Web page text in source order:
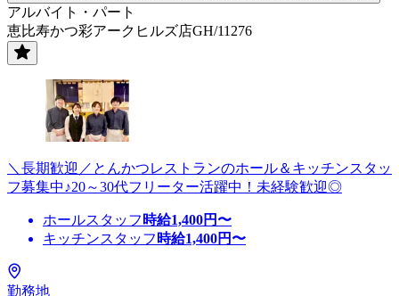
アルバイト・パート
恵比寿かつ彩アークヒルズ店GH/11276
＼長期歓迎／とんかつレストランのホール＆キッチンスタッ
フ募集中♪20～30代フリーター活躍中！未経験歓迎◎
ホールスタッフ 時給1,400円〜
キッチンスタッフ 時給1,400円〜
勤務地